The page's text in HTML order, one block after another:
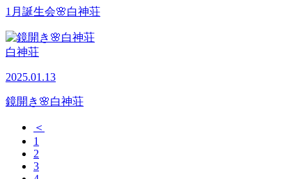
1月誕生会🌸白神荘
白神荘
2025.01.13
鏡開き🌸白神荘
＜
1
2
3